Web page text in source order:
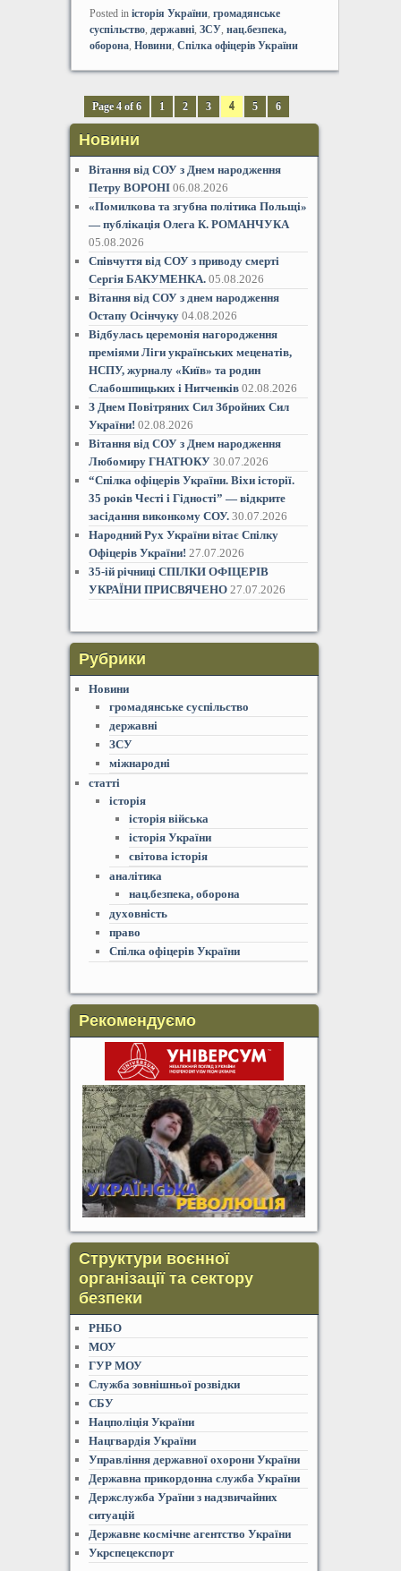
Posted in історія України, громадянське
суспільство, державні, ЗСУ, нац.безпека,
оборона, Новини, Спілка офіцерів України
Page 4 of 6 1 2 3 4 5 6
Новини
Вітання від СОУ з Днем народження
Петру ВОРОНІ 06.08.2026
«Помилкова та згубна політика Польщі»
— публікація Олега К. РОМАНЧУКА
05.08.2026
Співчуття від СОУ з приводу смерті
Сергія БАКУМЕНКА. 05.08.2026
Вітання від СОУ з днем народження
Остапу Осінчуку 04.08.2026
Відбулась церемонія нагородження
преміями Ліги українських меценатів,
НСПУ, журналу «Київ» та родин
Слабошпицьких і Нитченків 02.08.2026
З Днем Повітряних Сил Збройних Сил
України! 02.08.2026
Вітання від СОУ з Днем народження
Любомиру ГНАТЮКУ 30.07.2026
“Спілка офіцерів України. Віхи історії.
35 років Честі і Гідностіˮ — відкрите
засідання виконкому СОУ. 30.07.2026
Народний Рух України вітає Спілку
Офіцерів України! 27.07.2026
35-ій річниці СПІЛКИ ОФІЦЕРІВ
УКРАЇНИ ПРИСВЯЧЕНО 27.07.2026
Рубрики
Новини
громадянське суспільство
державні
ЗСУ
міжнародні
статті
історія
історія війська
історія України
світова історія
аналітика
нац.безпека, оборона
духовність
право
Спілка офіцерів України
Рекомендуємо
Структури воєнної
організації та сектору
безпеки
РНБО
МОУ
ГУР МОУ
Служба зовнішньої розвідки
СБУ
Нацполіція України
Нацгвардія України
Управління державної охорони України
Державна прикордонна служба України
Держслужба Ураїни з надзвичайних
ситуацій
Державне космічне агентство України
Укрспецекспорт